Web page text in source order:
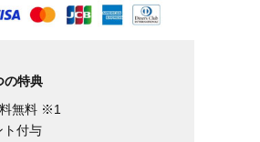
の特典
無料 ※1
ト付与